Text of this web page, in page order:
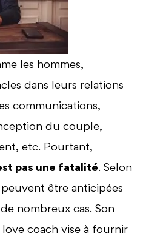
les hommes,
dans leurs relations
communications,
du couple,
etc. Pourtant,
pas une fatalité. Selon
être anticipées
nombreux cas. Son
coach vise à fournir